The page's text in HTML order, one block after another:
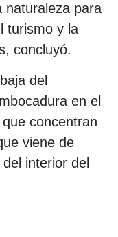
naturaleza para
turismo y la
concluyó.
del
en el
concentran
viene de
interior del